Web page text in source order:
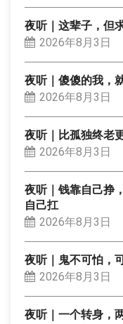
夜听｜这辈子，但
2026年8月3日
夜听｜傻傻的我，
2026年8月3日
夜听｜比孤独终老
2026年8月3日
夜听｜钱靠自己挣
自己扛
2026年8月3日
夜听｜鬼不可怕，
2026年8月3日
夜听｜一个转身，